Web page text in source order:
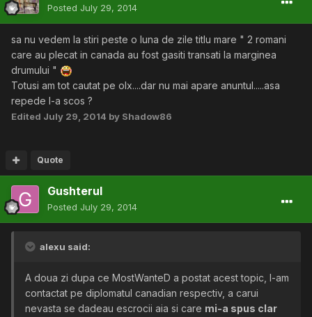
Posted July 29, 2014
sa nu vedem la stiri peste o luna de zile titlu mare " 2 romani
care au plecat in canada au fost gasiti transati la marginea
drumului "
Totusi am tot cautat pe olx....dar nu mai apare anuntul.....asa
repede l-a scos ?
Edited July 29, 2014 by Shadow86
Quote
Gushterul
Posted July 29, 2014
alexu said:
A doua zi dupa ce MostWanteD a postat acest topic, l-am
contactat pe diplomatul canadian respectiv, a carui
nevasta se dadeau escrocii aia si care mi-a spus clar